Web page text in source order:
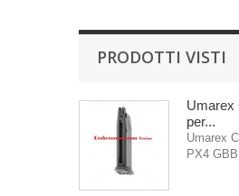
PRODOTTI VISTI
Umarex
per...
Umarex
PX4 GBB